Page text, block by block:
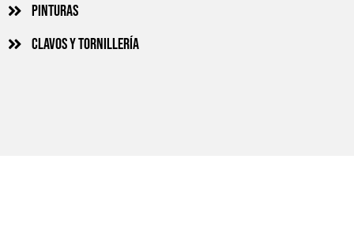
Pinturas
Clavos y tornillería